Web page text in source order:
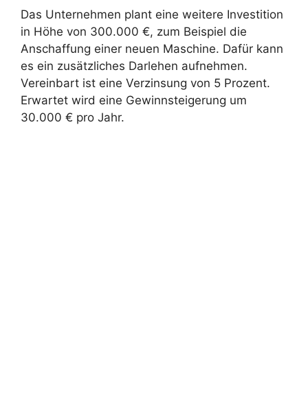
Das Unternehmen plant eine weitere Investition
in Höhe von 300.000 €, zum Beispiel die
Anschaffung einer neuen Maschine. Dafür kann
es ein zusätzliches Darlehen aufnehmen.
Vereinbart ist eine Verzinsung von 5 Prozent.
Erwartet wird eine Gewinnsteigerung um
30.000 € pro Jahr.